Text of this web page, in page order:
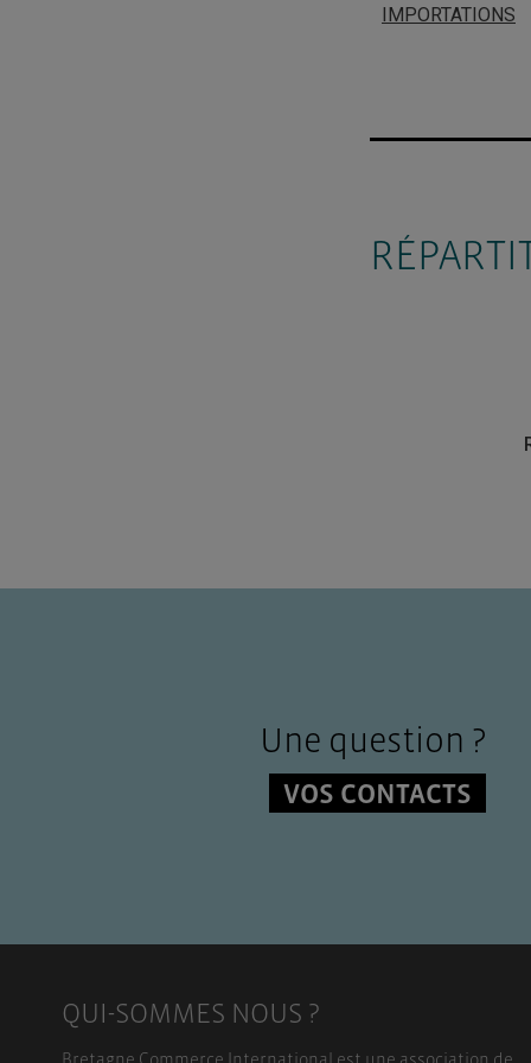
IMPORTATIONS
Une question ?
VOS CONTACTS
QUI-SOMMES NOUS ?
Bretagne Commerce International est une association de